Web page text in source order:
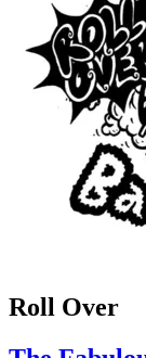
Roll Over